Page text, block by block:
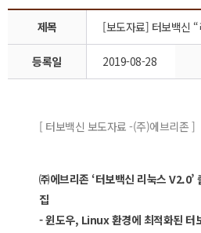
제목
등록일 2019-08-28
[ 터보백신 보도자료 -(주)에브리존 ]
㈜에브리존 ‘터보백신 리눅스 V2.0’
집
-윈도우, Linux 환경에 최적화된 터